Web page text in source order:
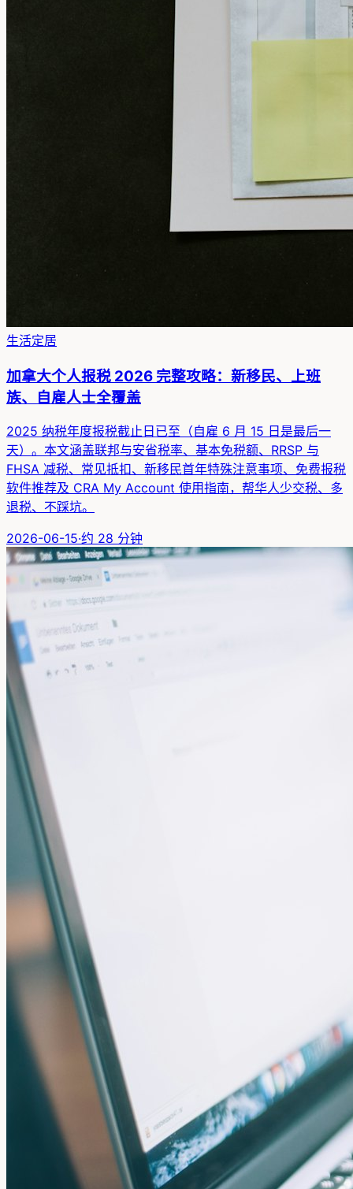
生活定居
加拿大个人报税 2026 完整攻略：新移民、上班
族、自雇人士全覆盖
2025 纳税年度报税截止日已至（自雇 6 月 15 日是最后一
天）。本文涵盖联邦与安省税率、基本免税额、RRSP 与
FHSA 减税、常见抵扣、新移民首年特殊注意事项、免费报税
软件推荐及 CRA My Account 使用指南，帮华人少交税、多
退税、不踩坑。
2026-06-15·约 28 分钟